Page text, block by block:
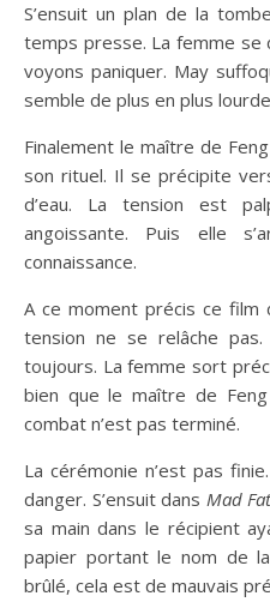
S’ensuit un plan de la
temps presse. La femme se
voyons paniquer. May
semble de plus en plus
Finalement le maître de
son rituel. Il se précipite
d’eau. La tension est
angoissante. Puis elle
connaissance.
A ce moment précis ce film
tension ne se relâche
toujours. La femme sort
bien que le maître de
combat n’est pas terminé.
La cérémonie n’est pas
danger. S’ensuit dans Mad
sa main dans le récipient
papier portant le nom de
brûlé, cela est de mauvais